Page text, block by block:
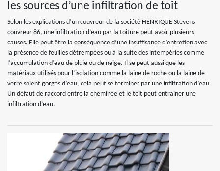
les sources d’une infiltration de toit
Selon les explications d’un couvreur de la société HENRIQUE Stevens
couvreur 86, une infiltration d’eau par la toiture peut avoir plusieurs
causes. Elle peut être la conséquence d’une insuffisance d’entretien avec
la présence de feuilles détrempées ou à la suite des intempéries comme
l’accumulation d’eau de pluie ou de neige. Il se peut aussi que les
matériaux utilisés pour l’isolation comme la laine de roche ou la laine de
verre soient gorgés d’eau, cela peut se terminer par une infiltration d’eau.
Un défaut de raccord entre la cheminée et le toit peut entrainer une
infiltration d’eau.